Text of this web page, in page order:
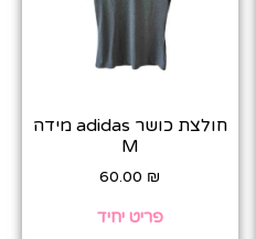
חולצת כושר adidas מידה
M
60.00 ₪
פריט יחיד